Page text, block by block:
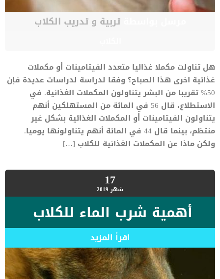
مرسل بواسطةتربية و تدريب الكلاب
هل تناولت مكملا غذائيا متعدد الفيتامينات أو مكملات
غذائية اخرى هذا الصباح؟ وفقا لدراسة لدراسات عديدة فإن
50% تقريبا من البشر يتناولون المكملات الغذائية. في
الاستطلاع، قال 56 في المائة من المستهلكين أنهم
يتناولون الفيتامينات أو المكملات الغذائية بشكل غير
منتظم، بينما قال 44 في المائة أنهم يتناولونها يوميا.
ولكن ماذا عن المكملات الغذائية للكلاب […]
17شهر 2019
أهمية شرب الماء للكلاب
اقرأ المزيد